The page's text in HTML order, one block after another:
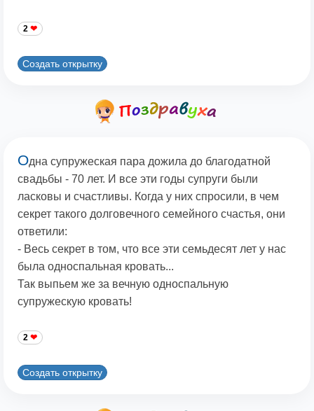
2
Создать открытку
Одна супружеская пара дожила до благодатной
свадьбы - 70 лет. И все эти годы супруги были
ласковы и счастливы. Когда у них спросили, в чем
секрет такого долговечного семейного счастья, они
ответили:
- Весь секрет в том, что все эти семьдесят лет у нас
была односпальная кровать...
Так выпьем же за вечную односпальную
супружескую кровать!
2
Создать открытку